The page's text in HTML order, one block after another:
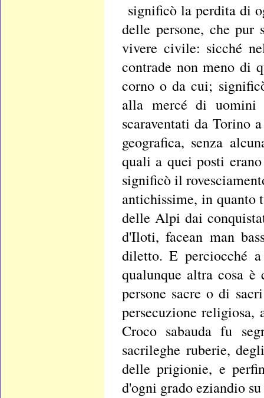
significò la perdita di
delle persone, che
vivere civile: sicché
contrade non meno di
corno o da cui;
alla mercé di uomini
scaraventati da Torino
geografica, senza
quali a quei posti
significò il
antichissime, in quanto
delle Alpi dai
d'Iloti, facean man
diletto. E perciocché
qualunque altra cosa
persone sacre o di
persecuzione
Croco sabauda fu
sacrileghe ruberie,
delle prigionie, e
d'ogni grado eziandio